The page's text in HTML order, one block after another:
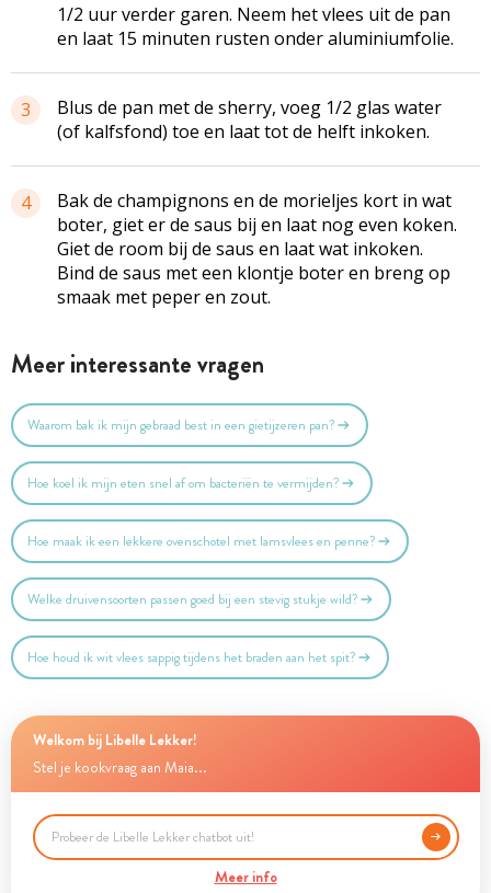
1/2 uur verder garen. Neem het vlees uit de pan
en laat 15 minuten rusten onder aluminiumfolie.
3
Blus de pan met de sherry, voeg 1/2 glas water
(of kalfsfond) toe en laat tot de helft inkoken.
4
Bak de champignons en de morieljes kort in wat
boter, giet er de saus bij en laat nog even koken.
Giet de room bij de saus en laat wat inkoken.
Bind de saus met een klontje boter en breng op
smaak met peper en zout.
Meer interessante vragen
Waarom bak ik mijn gebraad best in een gietijzeren pan?
Hoe koel ik mijn eten snel af om bacteriën te vermijden?
Hoe maak ik een lekkere ovenschotel met lamsvlees en penne?
Welke druivensoorten passen goed bij een stevig stukje wild?
Hoe houd ik wit vlees sappig tijdens het braden aan het spit?
Welkom bij Libelle Lekker!
Stel je kookvraag aan Maia...
Meer info